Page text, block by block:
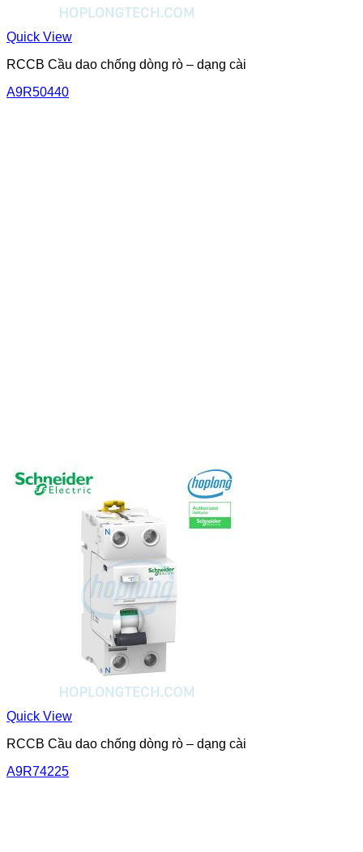
Quick View
RCCB Cầu dao chống dòng rò – dạng cài
A9R50440
Quick View
RCCB Cầu dao chống dòng rò – dạng cài
A9R74225